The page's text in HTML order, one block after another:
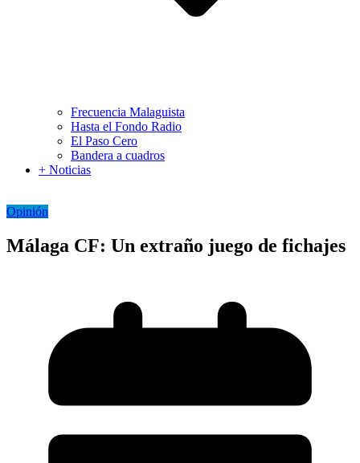
Frecuencia Malaguista
Hasta el Fondo Radio
El Paso Cero
Bandera a cuadros
+ Noticias
Opinión
Málaga CF: Un extraño juego de fichajes